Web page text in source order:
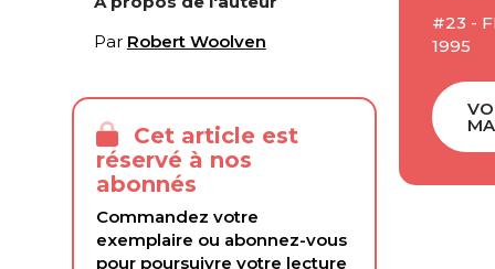
Par Robert Woolven
Cet article est
réservé à nos
abonnés
Commandez votre
exemplaire ou abonnez-vous
pour poursuivre votre lecture
#23 -
1995